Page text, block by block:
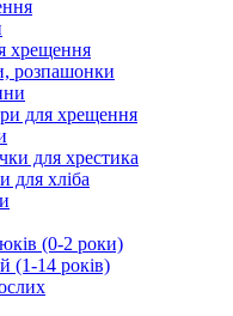
хрещення
розпашонки
для хрещення
для хрестика
для хліба
(0-2 роки)
(1-14 років)